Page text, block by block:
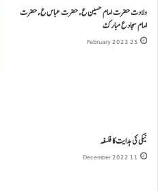
ولادت حضرت امام حسین ع، حضرت عباس ع، حضرت
امام سجاد ع مبارک
25 February 2023
نیکی کی هدایت کا فلسفه
11 December 2022